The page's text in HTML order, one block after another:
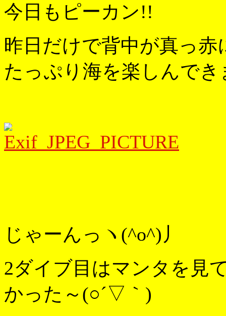
今日もピーカン!!
昨日だけで背中が真っ
たっぷり海を楽しんで
じゃーんっヽ(^o^)丿
2ダイブ目はマンタを見
かった～(○´▽｀)